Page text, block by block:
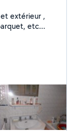
extérieur ,
etc